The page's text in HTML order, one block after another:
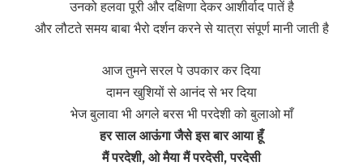
उनको हलवा पूरी और दक्षिणा देकर आशीर्वाद पातें है
और लौटते समय बाबा भैरो दर्शन करने से यात्रा संपूर्ण मानी जाती है
आज तुमने सरल पे उपकार कर दिया
दामन खुशियों से आनंद से भर दिया
भेज बुलावा भी अगले बरस भी परदेशी को बुलाओ माँ
हर साल आऊंगा जैसे इस बार आया हूँ
मैं परदेशी, ओ मैया मैं परदेसी, परदेसी